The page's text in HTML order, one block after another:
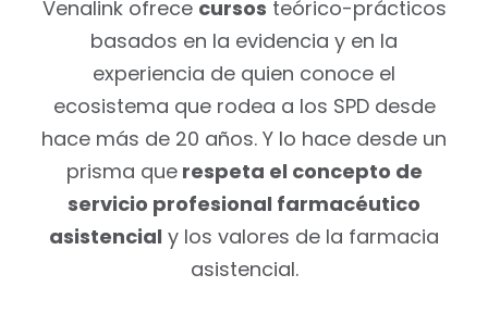
Venalink ofrece cursos teórico-prácticos
basados en la evidencia y en la
experiencia de quien conoce el
ecosistema que rodea a los SPD desde
hace más de 20 años. Y lo hace desde un
prisma querespeta el concepto de
servicio profesional farmacéutico
asistencial y los valores de la farmacia
asistencial.